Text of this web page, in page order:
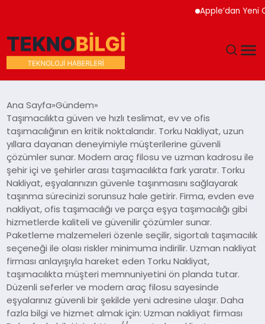
Apple’dan Yeni
DÜNYA
EĞITIM
EKONOMI
MAGAZIN
SAĞLIK
SIYASET
SPOR
Ana Sayfa Gündem
Taşımacılıkta güven ve hızlı teslimat, ev ve ofis
taşımacılığının en kritik noktalarıdır. Torku Nakliyat, uzun
yıllara dayanan deneyimiyle müşterilerine güvenli
çözümler sunar. Modern araç filosu ve uzman kadrosu ile
şehir içi ve şehirler arası taşımacılıkta fark yaratır. Torku
Nakliyat, eşyalarınızın güvenle taşınmasını sağlayarak
taşınma sürecinizi sorunsuz hale getirir. Firma, evden eve
nakliyat, ofis taşımacılığı ve parça eşya taşımacılığı gibi
hizmetlerde kaliteli ve güvenilir çözümler sunar.
Paketleme malzemeleri özenle seçilir, sigortalı taşımacılık
seçeneği ile olası riskler minimuma indirilir. Uzman nakliyat
firması anlayışıyla hareket eden Torku Nakliyat,
taşımacılıkta müşteri memnuniyetini ön planda tutar.
Düzenli seferler ve modern araç filosu sayesinde
eşyalarınız güvenli bir şekilde yeni adresine ulaşır. Daha
fazla bilgi ve hizmet almak için: Uzman nakliyat firması